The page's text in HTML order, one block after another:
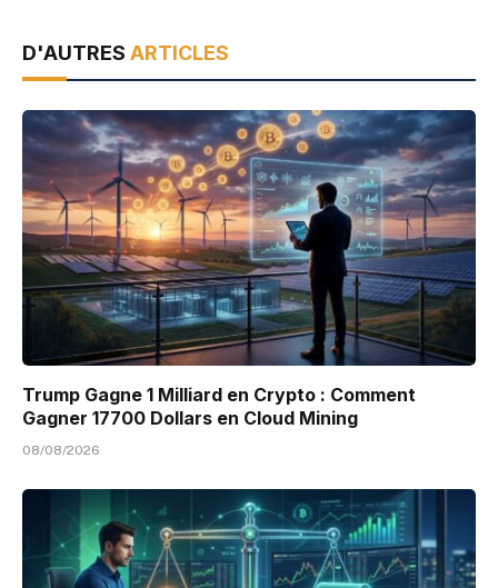
D'AUTRES ARTICLES
Trump Gagne 1 Milliard en Crypto : Comment
Gagner 17700 Dollars en Cloud Mining
08/08/2026